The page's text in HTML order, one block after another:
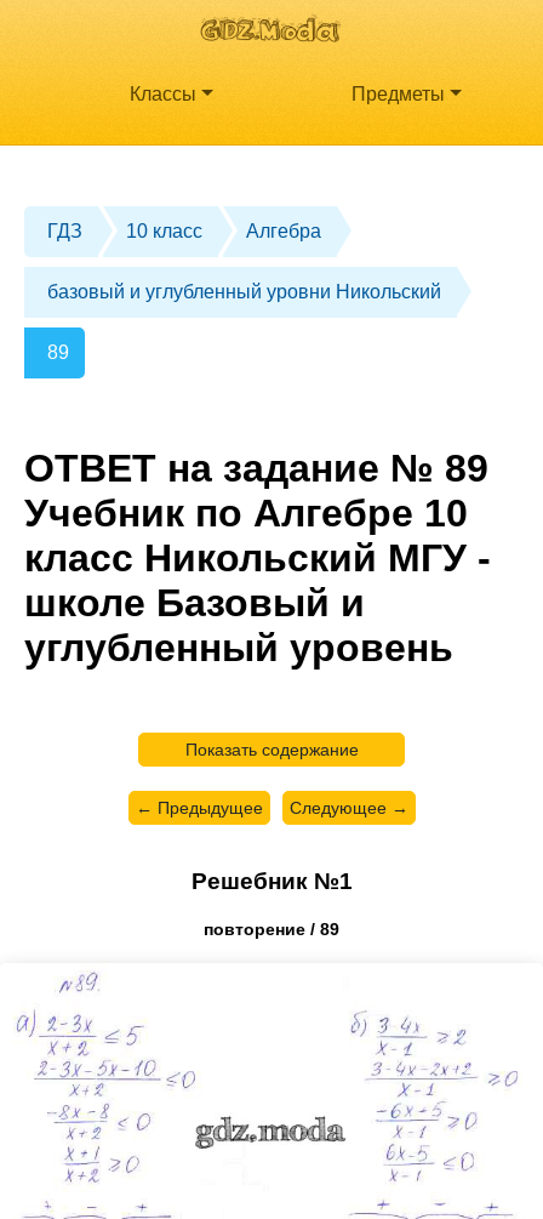
Классы Предметы
ГДЗ 10 класс Алгебра
базовый и углубленный уровни Никольский
89
ОТВЕТ на задание № 89
Учебник по Алгебре 10
класс Никольский МГУ -
школе Базовый и
углубленный уровень
Показать содержание
← Предыдущее Следующее →
Решебник №1
повторение / 89